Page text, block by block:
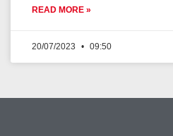
READ MORE »
20/07/2023 09:50